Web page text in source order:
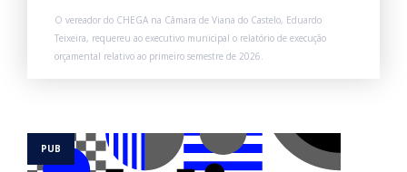
O vereador do CHEGA na Câmara de Viana do Castelo, Eduardo
Teixeira, requereu ao executivo municipal o relatório de execução
orçamental relativo ao primeiro semestre de 2026.